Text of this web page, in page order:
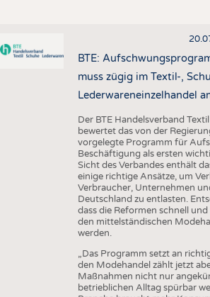
BTE:
muss zügig im Textil-,
Lederwareneinzelhandel
Der BTE Handelsverband
bewertet das von der
vorgelegte Programm für
Beschäftigung als ersten
Sicht des Verbandes enthält
einige richtige Ansätze, um
Verbraucher, Unternehmen
Deutschland zu entlasten.
dass die Reformen schnell
den mittelständischen
werden.
„Das Programm setzt an
den Modehandel zählt jetzt
Maßnahmen nicht nur
betrieblichen Alltag spürbar